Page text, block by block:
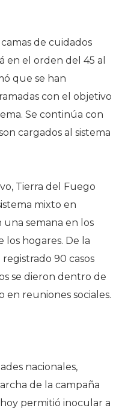
de cuidados
en el orden del 45 al
que se han
con el objetivo
Se continúa con
cargados al sistema
Tierra del Fuego
mixto en
semana en los
los hogares. De la
90 casos
se dieron dentro de
en reuniones sociales.
nacionales,
de la campaña
permitió inocular a